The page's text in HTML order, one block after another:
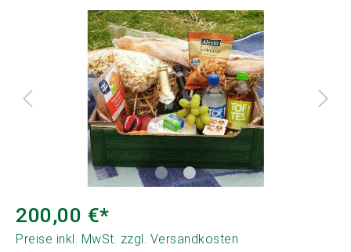
200,00 €*
Preise inkl. MwSt. zzgl. Versandkosten